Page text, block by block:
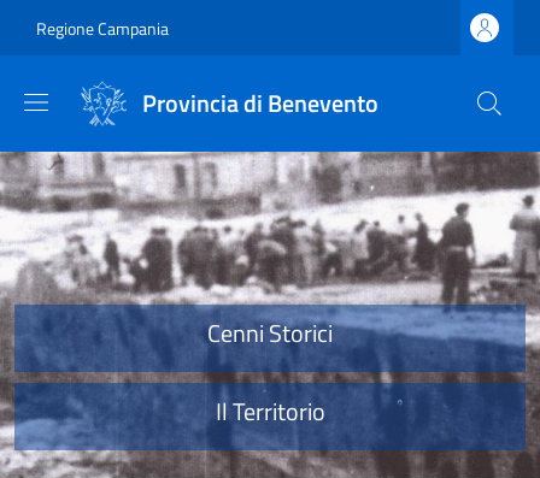
Regione Campania
Provincia di Benevento
Provincia di Benevento
Cenni Storici
Il Territorio